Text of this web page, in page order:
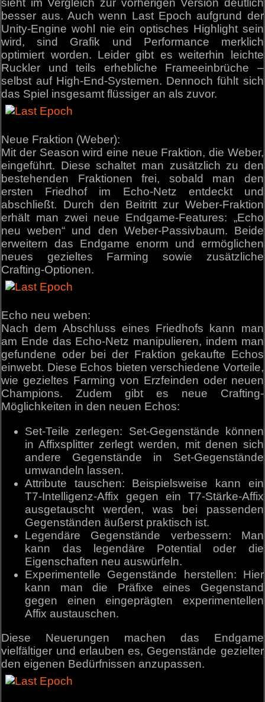
sieht im Vergleich zur vorherigen Version deutlich
besser aus. Auch wenn Last Epoch aufgrund der
Unity-Engine wohl nie ein optisches Highlight sein
wird, sind Grafik und Performance merklich
optimiert worden. Leider gibt es weiterhin leichte
Ruckler und teils erhebliche Frameeinbrüche –
selbst auf High-End-Systemen. Dennoch fühlt sich
das Spiel insgesamt flüssiger an als zuvor.
Neue Fraktion (Weber):
Mit der Season wird eine neue Fraktion, die Weber,
eingeführt. Diese schaltet man zusätzlich zu den
bestehenden Fraktionen frei, sobald man den
ersten Friedhof im Echo-Netz entdeckt und
abschließt. Durch den Beitritt zur Weber-Fraktion
erhält man zwei neue Endgame-Features: „Echo
neu weben“ und den Weber-Passivbaum. Beide
erweitern das Endgame enorm und ermöglichen
neues gezieltes Farming sowie zusätzliche
Crafting-Optionen.
Echo neu weben:
Nach dem Abschluss eines Friedhofs kann man
am Ende das Echo-Netz manipulieren, indem man
gefundene oder bei der Fraktion gekaufte Echos
einwebt. Diese Echos bieten verschiedene Vorteile,
wie gezieltes Farming von Erzfeinden oder neuen
Champions. Zudem gibt es neue Crafting-
Möglichkeiten in den neuen Echos:
Set-Teile zerlegen: Set-Gegenstände können
in Affixsplitter zerlegt werden, mit denen sich
andere Gegenstände in Set-Gegenstände
umwandeln lassen.
Attribute tauschen: Beispielsweise kann ein
T7-Intelligenz-Affix gegen ein T7-Stärke-Affix
ausgetauscht werden, was bei passenden
Gegenständen äußerst praktisch ist.
Legendäre Gegenstände verbessern: Man
kann das legendäre Potential oder die
Eigenschaften neu auswürfeln.
Experimentelle Gegenstände herstellen: Hier
kann man die Präfixe eines Gegenstand
gegen einen eingeprägten experimentellen
Affix austauschen.
Diese Neuerungen machen das Endgame
vielfältiger und erlauben es, Gegenstände gezielter
den eigenen Bedürfnissen anzupassen.